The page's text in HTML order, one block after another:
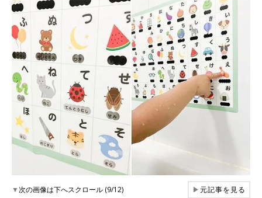
▼次の画像は下へスクロール (9/12) ▶元記事を見る